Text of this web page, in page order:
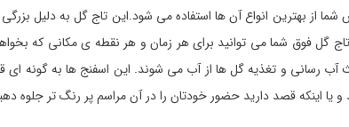
شما از بهترین انواع آن ها استفاده می شود.این تاج گل به
تاج گلفوق شما می توانید برای هر زمان و هر نقطه ی مکانی که
و تغذیه گل ها از آب می شوند. این اسفنج ها به گونه ای
اینکه قصد دارید حضور خودتان را در آن مراسم پر رنگ تر جلوه